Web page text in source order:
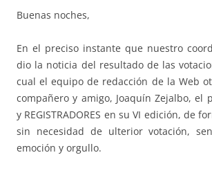
Buenas noches,
En el preciso instante que nuestro
dio la noticia del resultado de las
cual el equipo de redacción de la Web
compañero y amigo, Joaquín Zejalbo, el
y REGISTRADORES en su VI edición, de
sin necesidad de ulterior votación,
emoción y orgullo.